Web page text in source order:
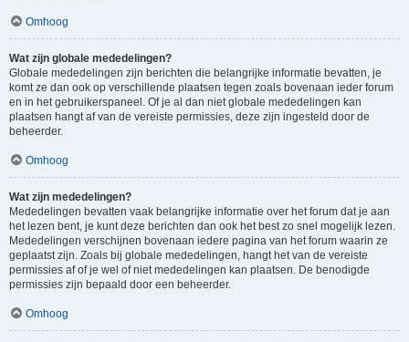
Omhoog
Wat zijn globale mededelingen?
Globale mededelingen zijn berichten die belangrijke informatie bevatten, je
komt ze dan ook op verschillende plaatsen tegen zoals bovenaan ieder forum
en in het gebruikerspaneel. Of je al dan niet globale mededelingen kan
plaatsen hangt af van de vereiste permissies, deze zijn ingesteld door de
beheerder.
Omhoog
Wat zijn mededelingen?
Mededelingen bevatten vaak belangrijke informatie over het forum dat je aan
het lezen bent, je kunt deze berichten dan ook het best zo snel mogelijk lezen.
Mededelingen verschijnen bovenaan iedere pagina van het forum waarin ze
geplaatst zijn. Zoals bij globale mededelingen, hangt het van de vereiste
permissies af of je wel of niet mededelingen kan plaatsen. De benodigde
permissies zijn bepaald door een beheerder.
Omhoog